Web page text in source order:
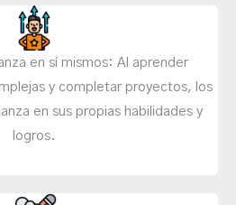
en sí mismos: Al aprender
y completar proyectos, los
en sus propias habilidades y
logros.